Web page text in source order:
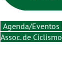
Agenda/Eventos
Assoc. de Ciclismo